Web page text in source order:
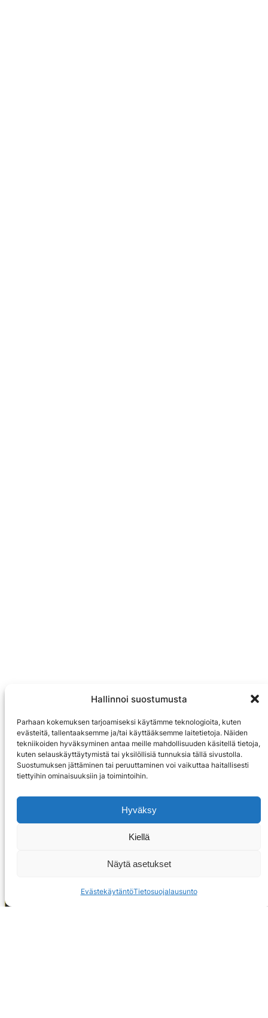
Hallinnoi suostumusta
Parhaan kokemuksen tarjoamiseksi käytämme teknologioita, kuten
evästeitä, tallentaaksemme ja/tai käyttääksemme laitetietoja. Näiden
tekniikoiden hyväksyminen antaa meille mahdollisuuden käsitellä tietoja,
kuten selauskäyttäytymistä tai yksilöllisiä tunnuksia tällä sivustolla.
Suostumuksen jättäminen tai peruuttaminen voi vaikuttaa haitallisesti
tiettyihin ominaisuuksiin ja toimintoihin.
Hyväksy
Kiellä
Näytä asetukset
EvästekäytäntöTietosuojalausunto
OTA YHTEYTTÄ